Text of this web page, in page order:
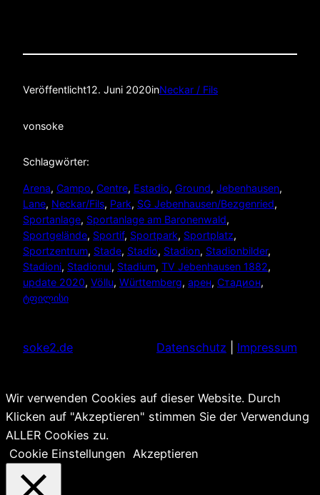
Veröffentlicht12. Juni 2020inNeckar / Fils
vonsoke
Schlagwörter:
Arena, Campo, Centre, Estadio, Ground, Jebenhausen
Lane, Neckar/Fils, Park, SG Jebenhausen/Bezgenried
Sportanlage, Sportanlage am Baronenwald
Sportgelände, Sportif, Sportpark, Sportplatz
Sportzentrum, Stade, Stadio, Stadion, Stadionbilder
Stadioni, Stadionul, Stadium, TV Jebenhausen 1882
update 2020, Völlu, Württemberg, арен, Стадион
ტფილისი
soke2.de Datenschutz Impressum
Wir verwenden Cookies auf dieser Website. Durch
Klicken auf "Akzeptieren" stimmen Sie der Verwendung
ALLER Cookies zu.
Cookie Einstellungen Akzeptieren